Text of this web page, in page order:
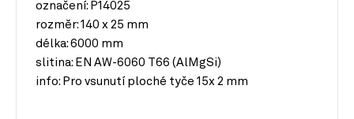
označení: P14025
rozměr: 140 x 25 mm
délka: 6000 mm
slitina: EN AW-6060 T66 (AlMgSi)
info: Pro vsunutí ploché tyče 15x 2 mm